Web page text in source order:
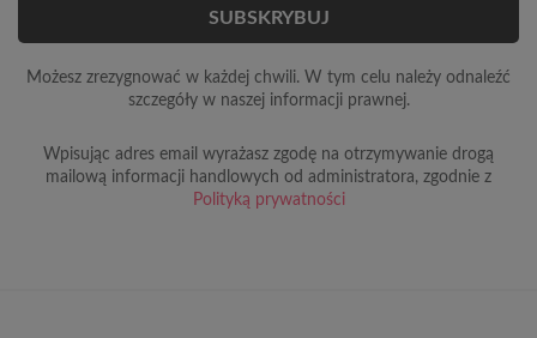
Możesz zrezygnować w każdej chwili. W tym celu należy odnaleźć
szczegóły w naszej informacji prawnej.
Wpisując adres email wyrażasz zgodę na otrzymywanie drogą
mailową informacji handlowych od administratora, zgodnie z
Polityką prywatności